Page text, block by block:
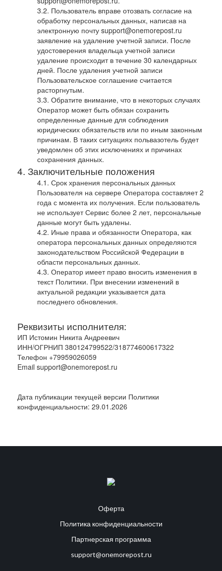
Пользователь вправе отозвать согласие на
обработку персональных данных, написав на
электронную почту support@onemorepost.ru
заявление на удаление учетной записи. После
удостоверения владельца учетной записи
удаление происходит в течение 30 календарных
дней. После удаления учетной записи
Пользовательское соглашение считается
расторгнутым.
Обратите внимание, что в некоторых случаях
Оператор может быть обязан сохранить
определенные данные для соблюдения
юридических обязательств или по иным законным
причинам. В таких ситуациях польвазотель будет
уведомлен об этих исключениях и причинах
сохранения данных.
Заключительные положения
Срок хранения персональных данных
Пользователя на сервере Оператора составляет 2
года с момента их получения. Если пользователь
не использует Сервис более 2 лет, персональные
данные могут быть удалены.
Иные права и обязанности Оператора, как
оператора персональных данных определяются
законодательством Российской Федерации в
области персональных данных.
Оператор имеет право вносить изменения в
текст Политики. При внесении изменений в
актуальной редакции указывается дата
последнего обновления.
Реквизиты исполнителя:
ИП Истомин Никита Андреевич
ИНН/ОГРНИП 380124799522/318774600617322
Телефон +79959026059
Email support@onemorepost.ru
Дата публикации текущей версии Политики
конфиденциальности: 29.01.2026
Оферта
Политика конфиденциальности
Партнерская программа
support@onemorepost.ru